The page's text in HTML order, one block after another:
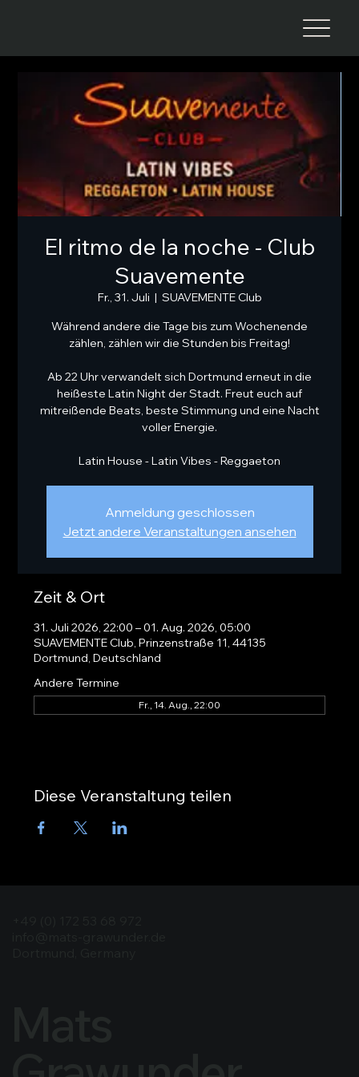
El ritmo de la noche - Club
Suavemente
Fr., 31. Juli
  |
SUAVEMENTE Club
Während andere die Tage bis zum Wochenende
zählen, zählen wir die Stunden bis Freitag!
Ab 22 Uhr verwandelt sich Dortmund erneut in die
heißeste Latin Night der Stadt. Freut euch auf
mitreißende Beats, beste Stimmung und eine Nacht
voller Energie.
Latin House - Latin Vibes - Reggaeton
Anmeldung geschlossen
Jetzt andere Veranstaltungen ansehen
Zeit & Ort
31. Juli 2026, 22:00 – 01. Aug. 2026, 05:00
SUAVEMENTE Club, Prinzenstraße 11, 44135
Dortmund, Deutschland
Andere Termine
Fr., 14. Aug., 22:00
Diese Veranstaltung teilen